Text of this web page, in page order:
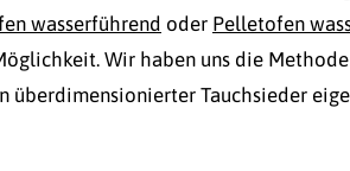
wasserführend oder Pelletofen
Wir haben uns die
überdimensionierter Tauchsieder